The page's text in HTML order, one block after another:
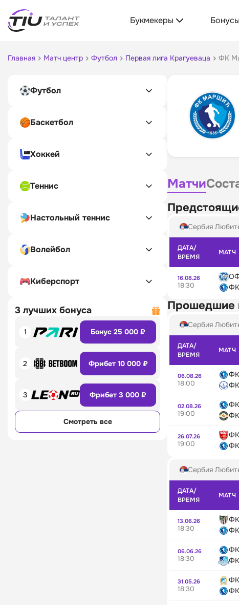
Букмекеры Бонусы
Главная Матч центр Футбол Первая лига Крагуеваца ФК
Футбол
Баскетбол
Хоккей
Теннис
Настольный теннис
Волейбол
Киберспорт
3 лучших бонуса
1 Бонус 25 000 ₽
2 Фрибет 10 000 ₽
3 Фрибет 3 000 ₽
Смотреть все
Матчи
Сербия
ДАТА/
ВРЕМЯ
МАТЧ
16.08.26
18:30
Прошедшие
Сербия
ДАТА/
ВРЕМЯ
МАТЧ
06.08.26
18:00
ФК
02.08.26
19:00
ФК
26.07.26
19:00
Сербия
ДАТА/
ВРЕМЯ
МАТЧ
13.06.26
18:30
ФК
06.06.26
18:30
ФК
31.05.26
18:30